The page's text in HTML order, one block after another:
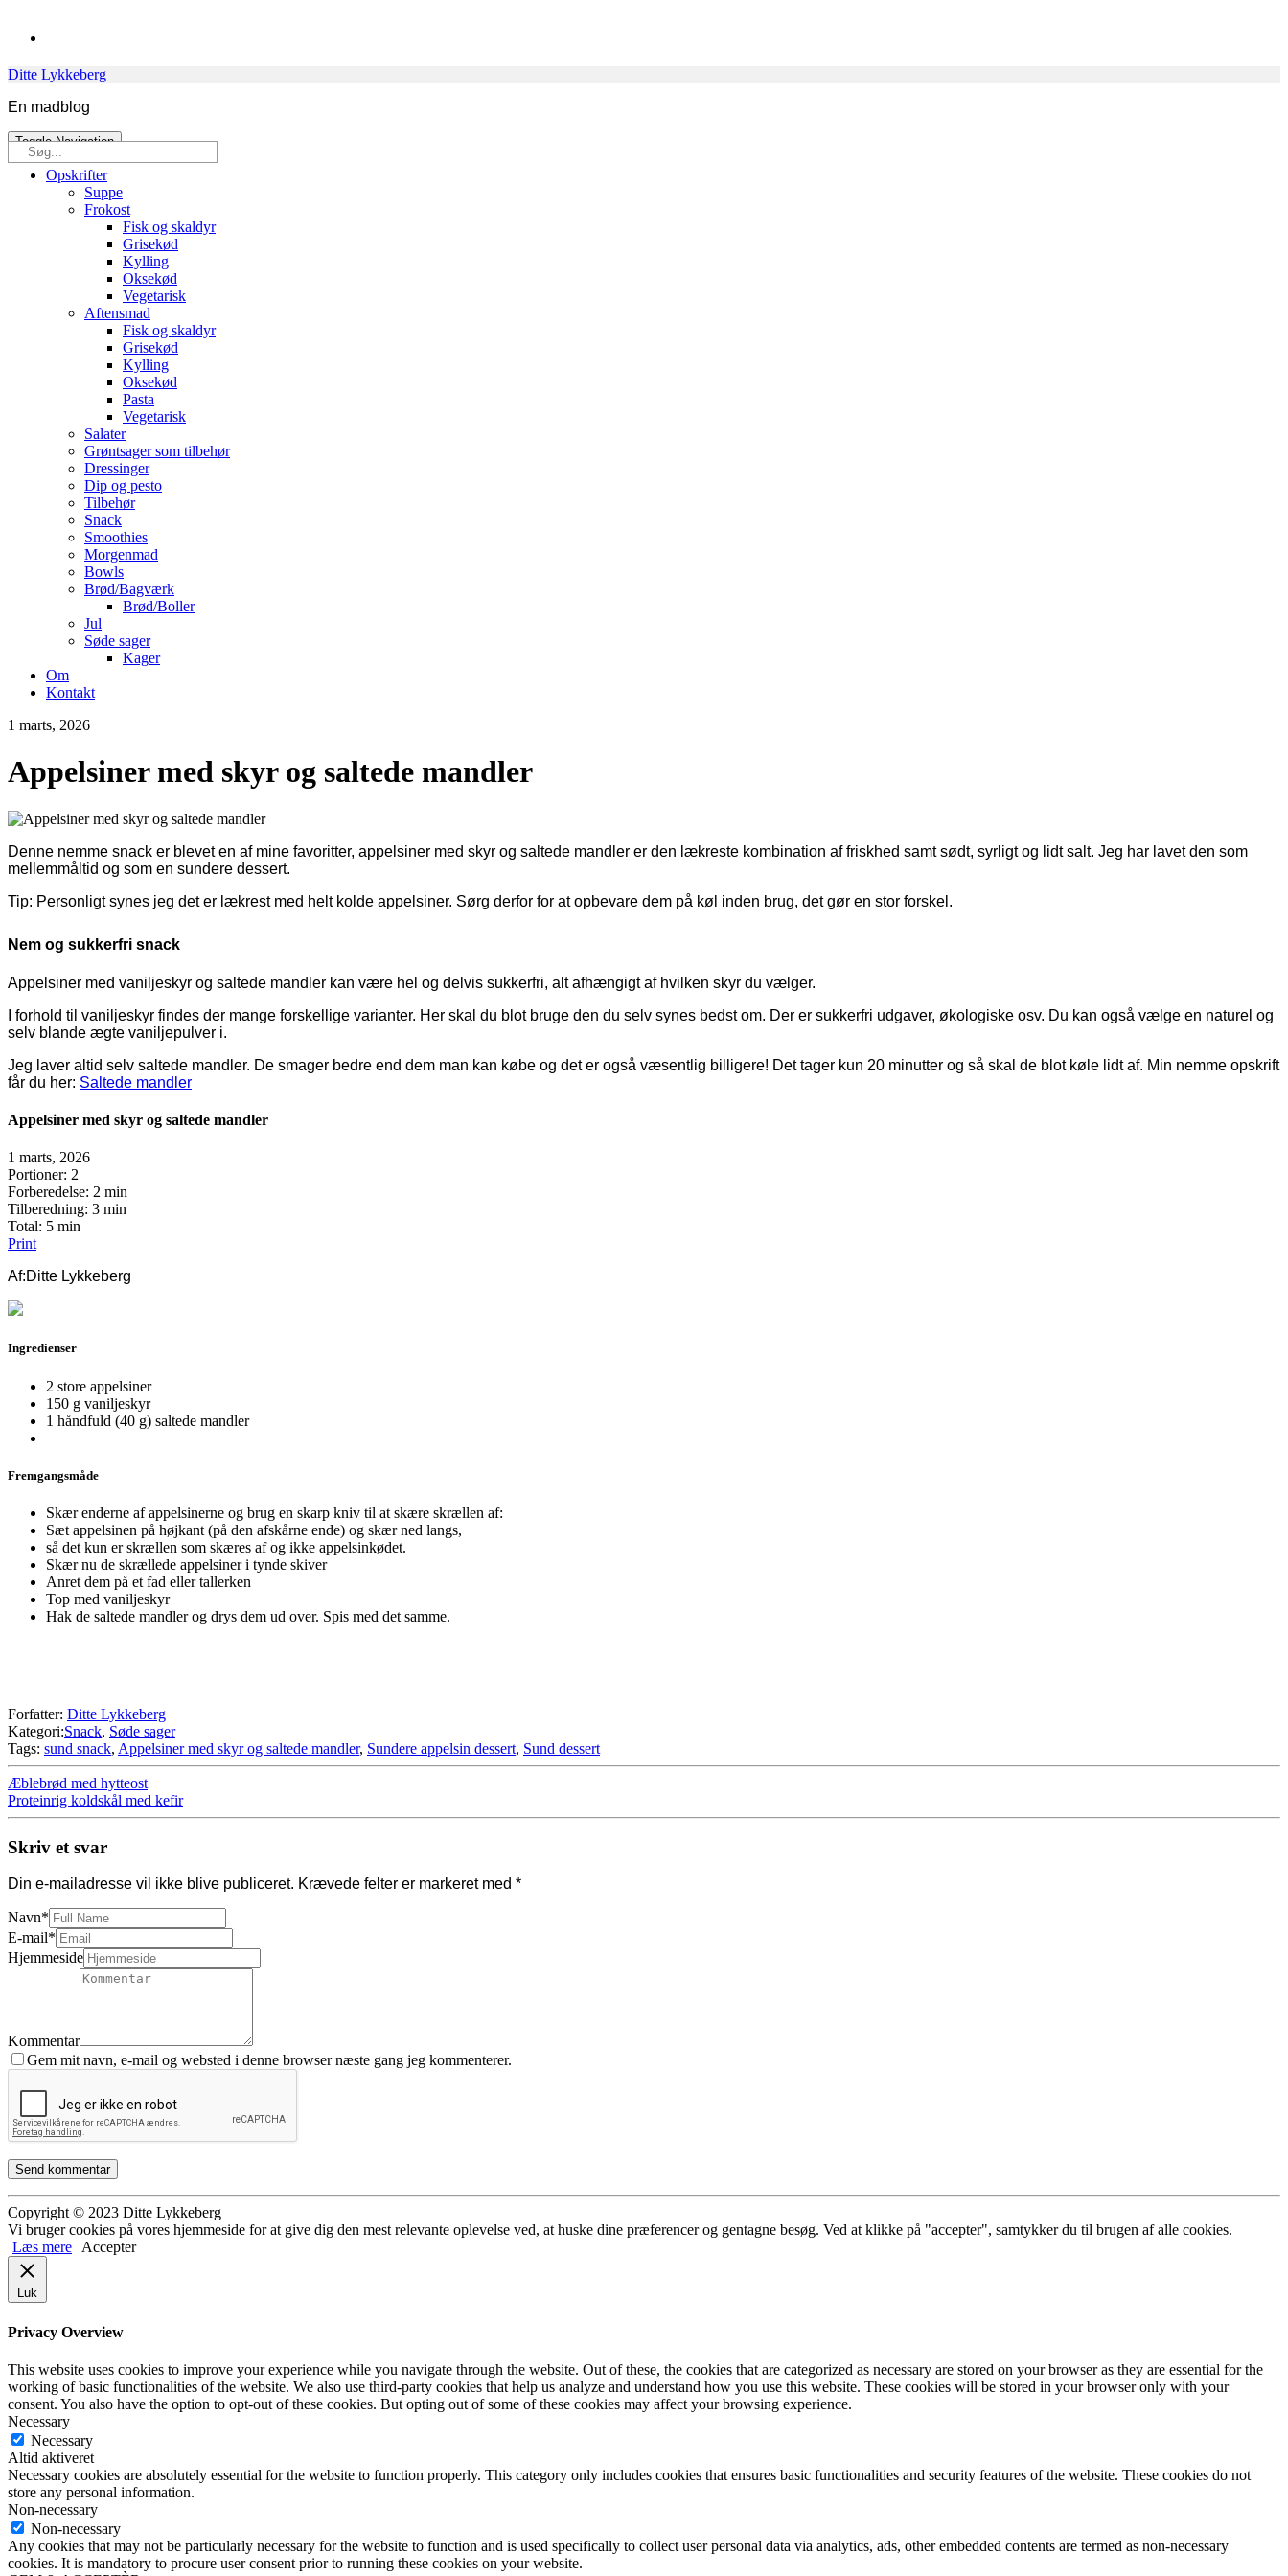
Ditte Lykkeberg
En madblog
Søg
efter:
Toggle Navigation
Opskrifter
Suppe
Frokost
Fisk og skaldyr
Grisekød
Kylling
Oksekød
Vegetarisk
Aftensmad
Fisk og skaldyr
Grisekød
Kylling
Oksekød
Pasta
Vegetarisk
Salater
Grøntsager som tilbehør
Dressinger
Dip og pesto
Tilbehør
Snack
Smoothies
Morgenmad
Bowls
Brød/Bagværk
Brød/Boller
Jul
Søde sager
Kager
Om
Kontakt
1 marts, 2026
Appelsiner med skyr og saltede mandler
Denne nemme snack er blevet en af mine favoritter, appelsiner med skyr og saltede mandler er den lækreste kombination af friskhed samt sødt, syrligt og lidt salt. Jeg har lavet den som
mellemmåltid og som en sundere dessert.
Tip: Personligt synes jeg det er lækrest med helt kolde appelsiner. Sørg derfor for at opbevare dem på køl inden brug, det gør en stor forskel.
Nem og sukkerfri snack
Appelsiner med vaniljeskyr og saltede mandler kan være hel og delvis sukkerfri, alt afhængigt af hvilken skyr du vælger.
I forhold til vaniljeskyr findes der mange forskellige varianter. Her skal du blot bruge den du selv synes bedst om. Der er sukkerfri udgaver, økologiske osv. Du kan også vælge en naturel og
selv blande ægte vaniljepulver i.
Jeg laver altid selv saltede mandler. De smager bedre end dem man kan købe og det er også væsentlig billigere! Det tager kun 20 minutter og så skal de blot køle lidt af. Min nemme opskrift
får du her: Saltede mandler
Appelsiner med skyr og saltede mandler
1 marts, 2026
Portioner: 2
Forberedelse: 2 min
Tilberedning: 3 min
Total: 5 min
Print
Af:Ditte Lykkeberg
Ingredienser
2 store appelsiner
150 g vaniljeskyr
1 håndfuld (40 g) saltede mandler
Fremgangsmåde
Skær enderne af appelsinerne og brug en skarp kniv til at skære skrællen af:
Sæt appelsinen på højkant (på den afskårne ende) og skær ned langs,
så det kun er skrællen som skæres af og ikke appelsinkødet.
Skær nu de skrællede appelsiner i tynde skiver
Anret dem på et fad eller tallerken
Top med vaniljeskyr
Hak de saltede mandler og drys dem ud over. Spis med det samme.
Forfatter: Ditte Lykkeberg
Kategori:Snack, Søde sager
Tags: sund snack, Appelsiner med skyr og saltede mandler, Sundere appelsin dessert, Sund dessert
Æblebrød med hytteost
Proteinrig koldskål med kefir
Skriv et svar
Din e-mailadresse vil ikke blive publiceret. Krævede felter er markeret med *
Navn*
E-mail*
Hjemmeside
Kommentar
Gem mit navn, e-mail og websted i denne browser næste gang jeg kommenterer.
Copyright © 2023 Ditte Lykkeberg
Vi bruger cookies på vores hjemmeside for at give dig den mest relevante oplevelse ved, at huske dine præferencer og gentagne besøg. Ved at klikke på "accepter", samtykker du til brugen af alle cookies.
Læs mere
Accepter
Luk
Privacy Overview
This website uses cookies to improve your experience while you navigate through the website. Out of these, the cookies that are categorized as necessary are stored on your browser as they are essential for the
working of basic functionalities of the website. We also use third-party cookies that help us analyze and understand how you use this website. These cookies will be stored in your browser only with your
consent. You also have the option to opt-out of these cookies. But opting out of some of these cookies may affect your browsing experience.
Necessary
Necessary
Altid aktiveret
Necessary cookies are absolutely essential for the website to function properly. This category only includes cookies that ensures basic functionalities and security features of the website. These cookies do not
store any personal information.
Non-necessary
Non-necessary
Any cookies that may not be particularly necessary for the website to function and is used specifically to collect user personal data via analytics, ads, other embedded contents are termed as non-necessary
cookies. It is mandatory to procure user consent prior to running these cookies on your website.